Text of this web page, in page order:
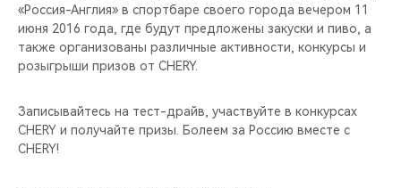
CHERY ДЛЯ ДЕТЕЙ
«Россия-Англия» в спортбаре своего города вечером 11
июня 2016 года, где будут предложены закуски и пиво, а
также организованы различные активности, конкурсы и
розыгрыши призов от CHERY.
Записывайтесь на тест-драйв, участвуйте в конкурсах
СHERY и получайте призы. Болеем за Россию вместе с
CHERY!